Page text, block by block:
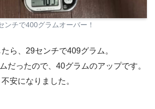
ンチで400グラムオーバー！
ら、29センチで409グラム。
だったので、40グラムのアップです。
安になりました。